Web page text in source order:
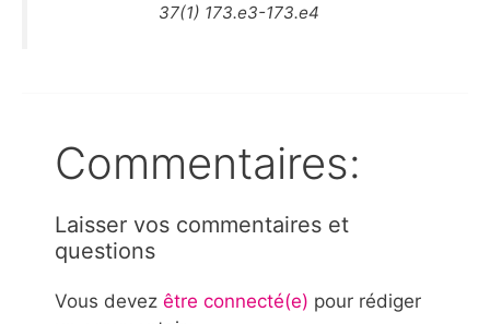
37(1) 173.e3-173.e4
Commentaires:
Laisser vos commentaires et
questions
Vous devez être connecté(e) pour rédiger